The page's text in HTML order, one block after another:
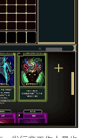
特的复古像素画
出兼具复古感与精